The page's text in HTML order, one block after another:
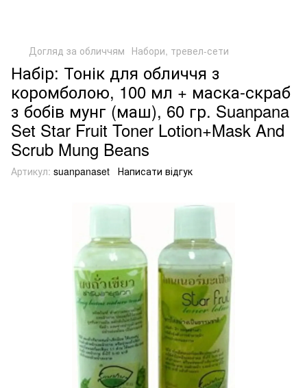
Догляд за обличчям Набори, тревел-сети
Набір: Тонік для обличчя з
коромболою, 100 мл + маска-скраб
з бобів мунг (маш), 60 гр. Suanpana
Set Star Fruit Toner Lotion+Mask And
Scrub Mung Beans
Артикул: suanpanaset Написати відгук